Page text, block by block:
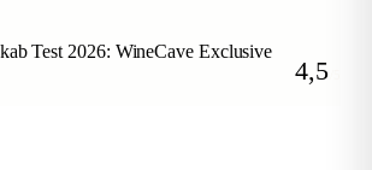
Test 2026: WineCave Exclusive
4,5